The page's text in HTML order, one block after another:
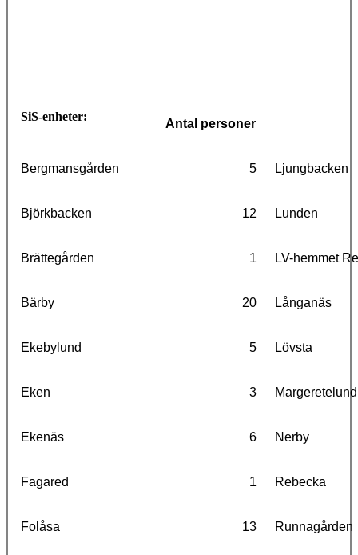
SiS-enheter:
Antal personer
Bergmansgården 5 Ljungbacken
Björkbacken 12 Lunden
Brättegården 1 LV-hemmet
Bärby 20 Långanäs
Ekebylund 5 Lövsta
Eken 3 Margeretelund
Ekenäs 6 Nerby
Fagared 1 Rebecka
Folåsa 13 Runnagården